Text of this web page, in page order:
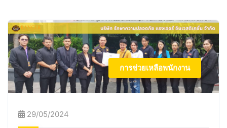
การช่วยเหลือพนักงาน
29/05/2024